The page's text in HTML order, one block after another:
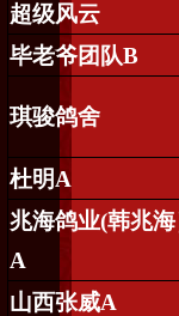
超级风云
毕老爷团队B
琪骏鸽舍
杜明A
兆海鸽业(韩兆海
A
山西张威A